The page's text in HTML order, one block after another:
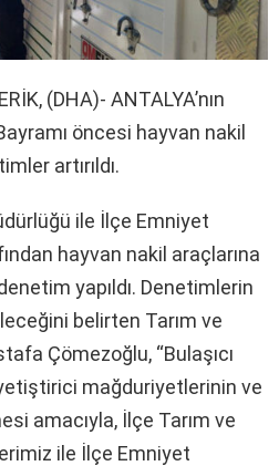
(DHA)- ANTALYA’nın
öncesi hayvan nakil
artırıldı.
ile İlçe Emniyet
hayvan nakil araçlarına
yapıldı. Denetimlerin
belirten Tarım ve
Çömezoğlu, “Bulaşıcı
yetiştirici mağduriyetlerinin ve
amacıyla, İlçe Tarım ve
ile İlçe Emniyet